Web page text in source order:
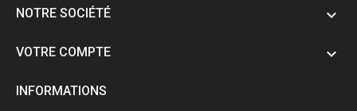
NOTRE SOCIÉTÉ 
VOTRE COMPTE 
INFORMATIONS